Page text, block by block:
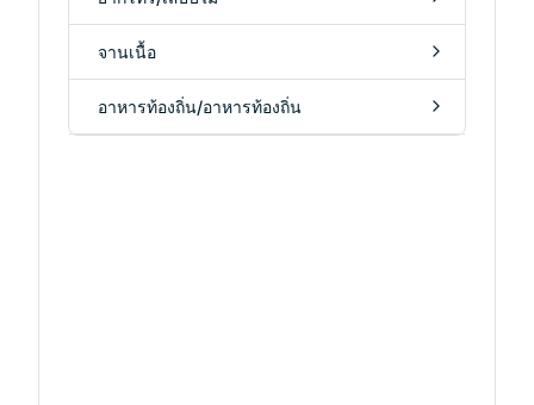
จานเนื้อ
อาหารท้องถิ่น/อาหารท้องถิ่น